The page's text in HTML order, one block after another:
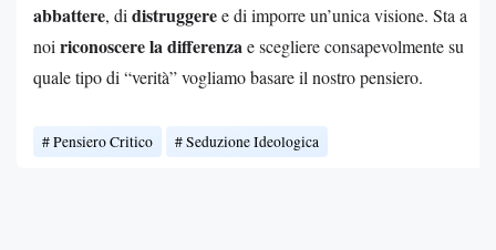
abbattere, di distruggeree di imporre un’unica visione. Sta a
noi riconoscere la differenzae scegliere consapevolmente su
quale tipo di “verità” vogliamo basare il nostro pensiero.
Pensiero Critico Seduzione Ideologica